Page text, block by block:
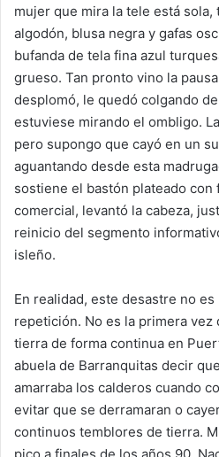
mujer que mira la tele está
algodón, blusa negra y gafas
bufanda de tela fina azul
grueso. Tan pronto vino la
desplomó, le quedó colgando
estuviese mirando el ombligo.
pero supongo que cayó en un
aguantando desde esta
sostiene el bastón plateado con
comercial, levantó la cabeza,
reinicio del segmento
isleño.
En realidad, este desastre no
repetición. No es la primera vez
tierra de forma continua en
abuela de Barranquitas decir
amarraba los calderos cuando
evitar que se derramaran o
continuos temblores de tierra.